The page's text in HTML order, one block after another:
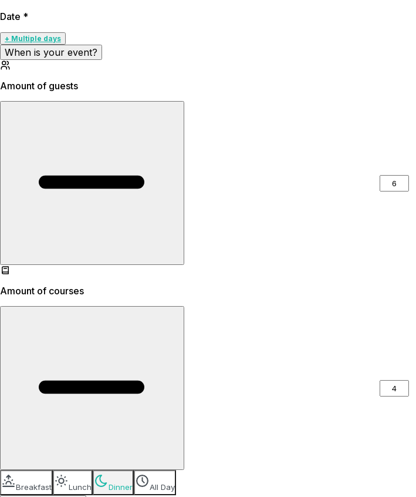
Date *
+ Multiple days
When is your event?
Amount of guests
Amount of courses
Breakfast Lunch Dinner All Day